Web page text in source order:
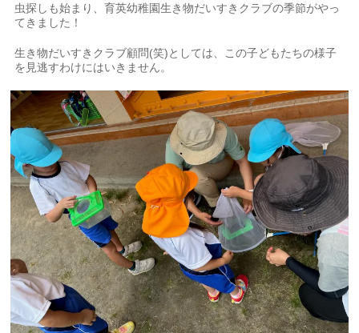
虫探しも始まり、育英幼稚園生き物だいすきクラブの季節がやっ
てきました！
生き物だいすきクラブ顧問(笑)としては、この子どもたちの様子
を見逃すわけにはいきません。